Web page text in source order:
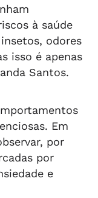
à saúde
odores
isso é apenas
Santos.
Em
por
por
e